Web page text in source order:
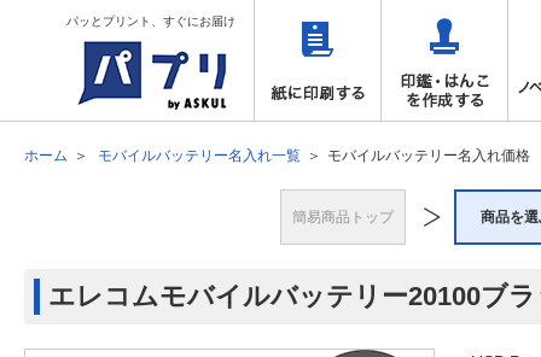
パッとプリント、すぐにお届け
ホーム モバイルバッテリー名入れ一覧 モバイルバッテリー名入れ価格
簡易商品トップ 商品を
エレコムモバイルバッテリー20100ブ